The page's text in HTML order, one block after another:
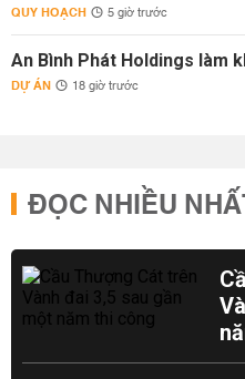
QUY HOẠCH 5 giờ trước
An Bình Phát Holdings làm
DỰ ÁN 18 giờ trước
ĐỌC NHIỀU